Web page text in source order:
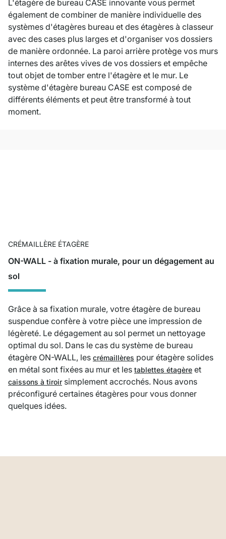
L'étagère de bureau CASE innovante vous permet
également de combiner de manière individuelle des
systèmes d'étagères bureau et des étagères à classeur
avec des cases plus larges et d'organiser vos dossiers
de manière ordonnée. La paroi arrière protège vos murs
internes des arêtes vives de vos dossiers et empêche
tout objet de tomber entre l'étagère et le mur. Le
système d'étagère bureau CASE est composé de
différents éléments et peut être transformé à tout
moment.
CRÉMAILLÈRE ÉTAGÈRE
ON-WALL - à fixation murale, pour un dégagement au
sol
Grâce à sa fixation murale, votre étagère de bureau
suspendue confère à votre pièce une impression de
légèreté. Le dégagement au sol permet un nettoyage
optimal du sol. Dans le cas du système de bureau
étagère ON-WALL, les crémaillères pour étagère solides
en métal sont fixées au mur et les tablettes étagère et
caissons à tiroir simplement accrochés. Nous avons
préconfiguré certaines étagères pour vous donner
quelques idées.